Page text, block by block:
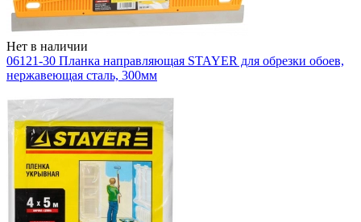
Нет в наличии
06121-30 Планка направляющая STAYER для обрезки обоев,
нержавеющая сталь, 300мм